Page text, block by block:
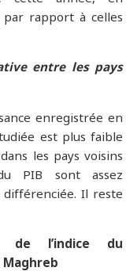
rapport à celles
entre les pays
enregistrée en
est plus faible
les pays voisins
PIB sont assez
Il reste
de l’indice du